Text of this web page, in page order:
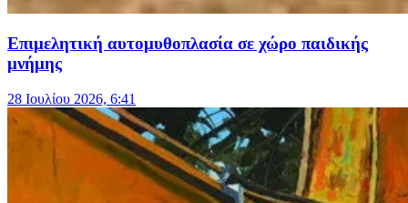
Eπιμελητική αυτομυθοπλασία σε χώρο παιδικής
μνήμης
28 Ιουλίου 2026, 6:41